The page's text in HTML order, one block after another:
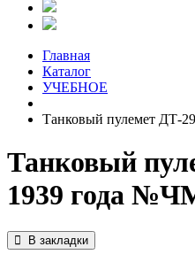
Главная
Каталог
УЧЕБНОЕ
Танковый пулемет ДТ-
Танковый
1939 года
В закладки